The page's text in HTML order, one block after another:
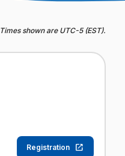
IDÉLLO.
Times shown are UTC-5 (EST).
Registration